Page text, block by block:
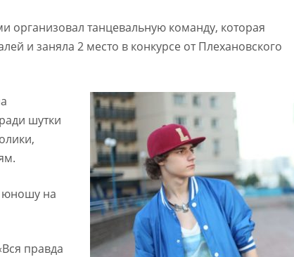
организовал танцевальную команду, которая
и заняла 2 место в конкурсе от Плехановского
шутки
юношу на
правда